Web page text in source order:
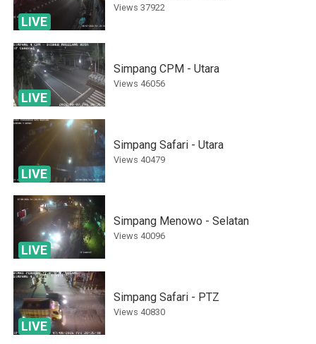
LIVE
Views 37922
LIVE
Simpang CPM - Utara
Views 46056
LIVE
Simpang Safari - Utara
Views 40479
LIVE
Simpang Menowo - Selatan
Views 40096
LIVE
Simpang Safari - PTZ
Views 40830